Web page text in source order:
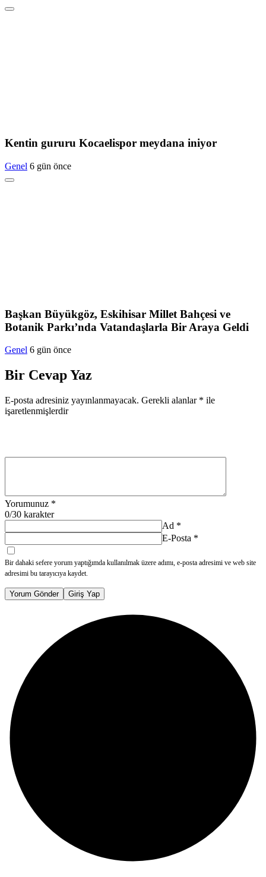
Kentin gururu Kocaelispor meydana iniyor
Genel 6 gün önce
Başkan Büyükgöz, Eskihisar Millet Bahçesi ve
Botanik Parkı’nda Vatandaşlarla Bir Araya Geldi
Genel 6 gün önce
Bir Cevap Yaz
E-posta adresiniz yayınlanmayacak. Gerekli alanlar * ile
işaretlenmişlerdir
Yorumunuz *
0/30 karakter
Ad *
E-Posta *
Bir dahaki sefere yorum yaptığımda kullanılmak üzere adımı, e-posta adresimi ve web site
adresimi bu tarayıcıya kaydet.
Yorum Gönder Giriş Yap